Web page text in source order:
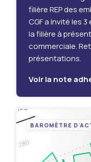
filière REP des
CGF a invité les
la filière à
commerciale.
présentations.
Voir la note
BAROMÈTRE